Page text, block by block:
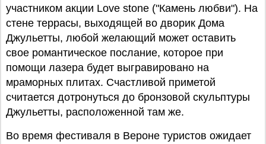
участником акции Love stone ("Камень любви"). На
стене террасы, выходящей во дворик Дома
Джульетты, любой желающий может оставить
свое романтическое послание, которое при
помощи лазера будет выгравировано на
мраморных плитах. Счастливой приметой
считается дотронуться до бронзовой скульптуры
Джульетты, расположенной там же.
Во время фестиваля в Вероне туристов ожидает